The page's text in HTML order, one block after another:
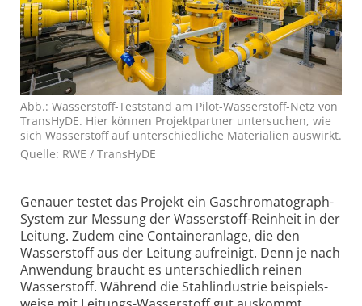
Abb.: Wasserstoff-Teststand am Pilot-Wasserstoff-Netz von
TransHyDE. Hier können Projektpartner untersuchen, wie
sich Wasserstoff auf unterschiedliche Materialien auswirkt.
Quelle: RWE / TransHyDE
Genauer testet das Projekt ein Gas­chromatograph-
System zur Messung der Wasserstoff-Reinheit in der
Leitung. Zudem eine Container­anlage, die den
Wasserstoff aus der Leitung aufreinigt. Denn je nach
Anwendung braucht es unterschiedlich reinen
Wasserstoff. Während die Stahl­industrie beispiels­